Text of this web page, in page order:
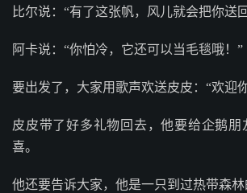
比尔说：“有了这张帆，风儿就会把你送
阿卡说：“你怕冷，它还可以当毛毯哦！”
要出发了，大家用歌声欢送皮皮：“欢迎
皮皮带了好多礼物回去，他要给企鹅朋
喜。
他还要告诉大家，他是一只到过热带森林